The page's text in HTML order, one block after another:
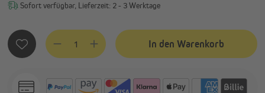
Sofort verfügbar, Lieferzeit: 2 - 3 Werktage
Produkt Anzahl: Gib den gewünschten Wert ein oder
In den Warenkorb